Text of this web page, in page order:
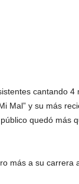
cantando 4
Mal” y su más
quedó más
más a su carrera